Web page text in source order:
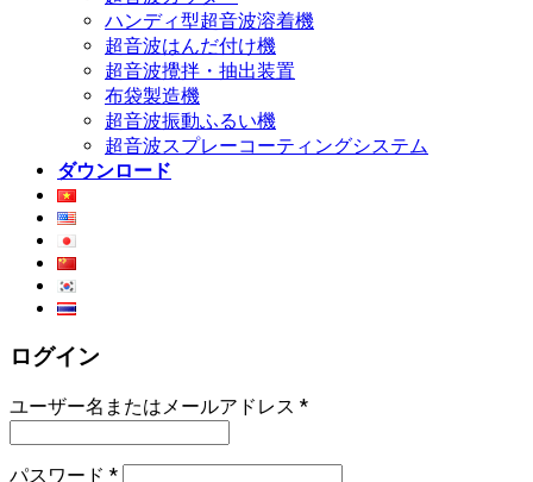
ハンディ型超音波溶着機
超音波はんだ付け機
超音波攪拌・抽出装置
布袋製造機
超音波振動ふるい機
超音波スプレーコーティングシステム
ダウンロード
ログイン
ユーザー名またはメールアドレス *
パスワード *